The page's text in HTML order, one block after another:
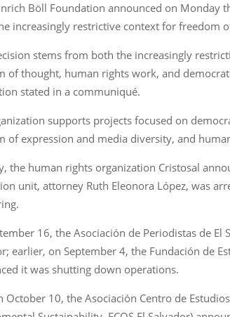
Böll Foundation announced on Monday
increasingly restrictive context for freedom
stems from both the increasingly
of thought, human rights work, and
stated in a communiqué.
supports projects focused on
of expression and media diversity, and
the human rights organization Cristosal
unit, attorney Ruth Eleonora López, was
16, the Asociación de Periodistas de El
earlier, on September 4, the Fundación de
it was shutting down operations.
October 10, the Asociación Centro de